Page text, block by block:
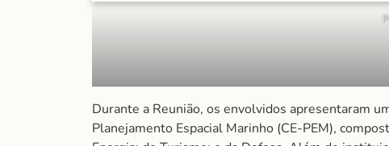
Durante a Reunião, os envolvidos apresentaram
Planejamento Espacial Marinho (CE-PEM),